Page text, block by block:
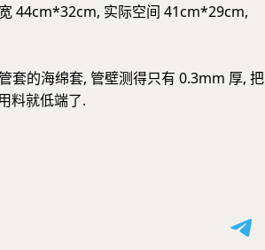
44cm*32cm, 实际空间 41cm*29cm,
套的海绵套, 管壁测得只有 0.3mm 厚, 把
料就低端了.